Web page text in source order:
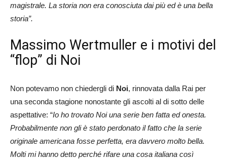
magistrale. La storia non era conosciuta dai più ed è una bella
storia”.
Massimo Wertmuller e i motivi del
“flop” di Noi
Non potevamo non chiedergli di Noi, rinnovata dalla Rai per
una seconda stagione nonostante gli ascolti al di sotto delle
aspettative: “Io ho trovato Noi una serie ben fatta ed onesta.
Probabilmente non gli è stato perdonato il fatto che la serie
originale americana fosse perfetta, era davvero molto bella.
Molti mi hanno detto perché rifare una cosa italiana così